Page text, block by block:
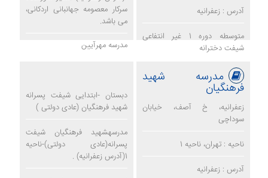
آدرس : زعفرانیه
متوسطه دوره 1 غیر انتفاعی
شیفت دخترانه
سرکار معصومه جهانبانی اردکانی،
می باشد.
مدرسه مهرآیین
مدرسه شهید
فرهنگیان
زعفرانیه، خ آصف، خیابان
سوداچی
ناحیه : تهران، ناحیه 1
آدرس : زعفرانیه
دبستان -ابتدایی شیفت پسرانه
شهید فرهنگیان (عادی دولتی )
مدرسهشهید فرهنگیان شیفت
پسرانه(عادی دولتی)-ناحیه
1(آدرس زعفرانیه) .